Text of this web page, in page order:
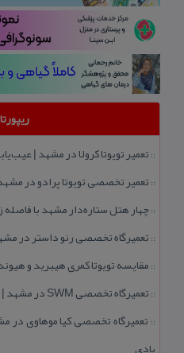
:: تعمیر تویوتا كرولا در مشهد |
:: تعمیر تخصصی تویوتا پرادو در
::چهار هتل‌ ستاره‌دار مشهد با فاصله زیر 5 دقیقه
:: تعمیرگاه تخصصی رنو داستر در مشهد | ۱۰ سال تجربه و
:: مقایسه تویوتا كمری هیبرید و
:: تعمیرگاه تخصصی SWM در مشهد | تعمیر موتور، گیربكس و عیب‌یابی برق
:: تعمیرگاه تخصصی كیا موهاوی در
بادی